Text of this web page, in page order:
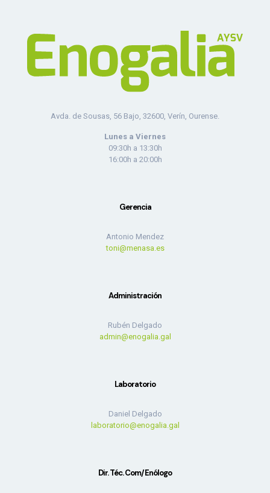
Avda. de Sousas, 56 Bajo, 32600, Verín, Ourense.
Lunes a Viernes
09:30h a 13:30h
16:00h a 20:00h
Gerencia
Antonio Mendez
toni@menasa.es
Administración
Rubén Delgado
admin@enogalia.gal
Laboratorio
Daniel Delgado
laboratorio@enogalia.gal
Dir. Téc. Com/Enólogo